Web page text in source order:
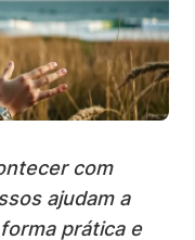
com
ajudam a
prática e